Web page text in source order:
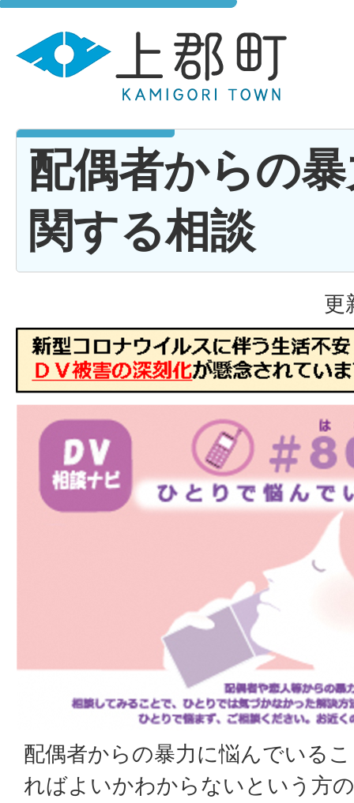
配偶者からの
関する相談
更
配偶者からの暴力に悩んでいる
ればよいかわからないという方